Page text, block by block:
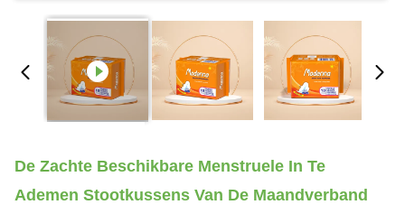
De Zachte Beschikbare Menstruele In Te
Ademen Stootkussens Van De Maandverband